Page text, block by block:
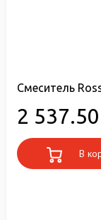
Смеситель
2
В